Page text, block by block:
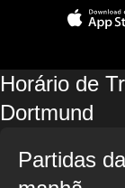
Horário de
Dortmund
Partidas da